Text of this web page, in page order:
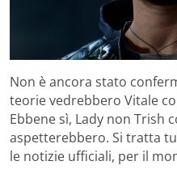
Non è ancora stato
teorie vedrebbero Vitale
Ebbene sì, Lady non Trish
aspetterebbero. Si tratta
le notizie ufficiali, per il